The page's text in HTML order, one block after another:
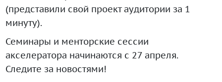
(представили свой проект аудитории за 1
минуту).
Семинары и менторские сессии
акселератора начинаются с 27 апреля.
Следите за новостями!